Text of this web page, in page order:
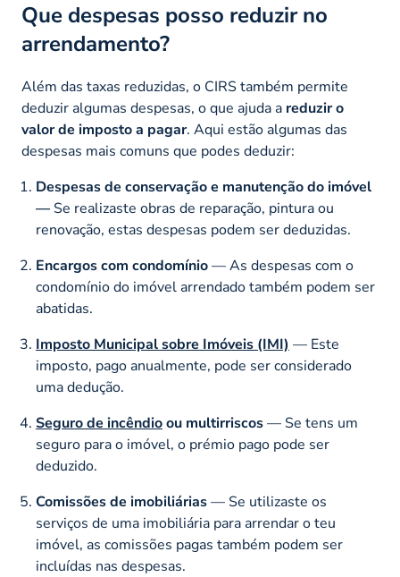
Que despesas posso reduzir no
arrendamento?
Além das taxas reduzidas, o CIRS também permite
deduzir algumas despesas, o que ajuda a reduzir o
valor de imposto a pagar. Aqui estão algumas das
despesas mais comuns que podes deduzir:
Despesas de conservação e manutenção do imóvel
— Se realizaste obras de reparação, pintura ou
renovação, estas despesas podem ser deduzidas.
Encargos com condomínio— As despesas com o
condomínio do imóvel arrendado também podem ser
abatidas.
Imposto Municipal sobre Imóveis (IMI) — Este
imposto, pago anualmente, pode ser considerado
uma dedução.
Seguro de incêndioou multirriscos— Se tens um
seguro para o imóvel, o prémio pago pode ser
deduzido.
Comissões de imobiliárias— Se utilizaste os
serviços de uma imobiliária para arrendar o teu
imóvel, as comissões pagas também podem ser
incluídas nas despesas.